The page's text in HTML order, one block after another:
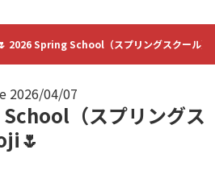
2026 Spring School（スプリングスクール
2026/04/07
（スプリングス